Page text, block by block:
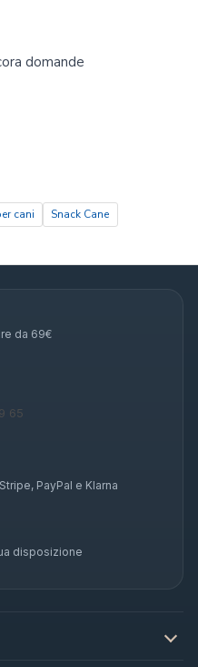
domande
cani
Snack Cane
da 69€
65
PayPal e Klarna
disposizione